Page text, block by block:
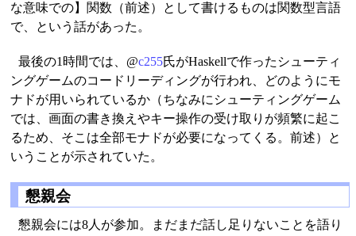
な意味での】関数（前述）として書けるものは関数型言語
で、という話があった。
最後の1時間では、@c255氏がHaskellで作ったシューティ
ングゲームのコードリーディングが行われ、どのようにモ
ナドが用いられているか（ちなみにシューティングゲーム
では、画面の書き換えやキー操作の受け取りが頻繁に起こ
るため、そこは全部モナドが必要になってくる。前述）と
いうことが示されていた。
懇親会
懇親会には8人が参加。まだまだ話し足りないことを語り